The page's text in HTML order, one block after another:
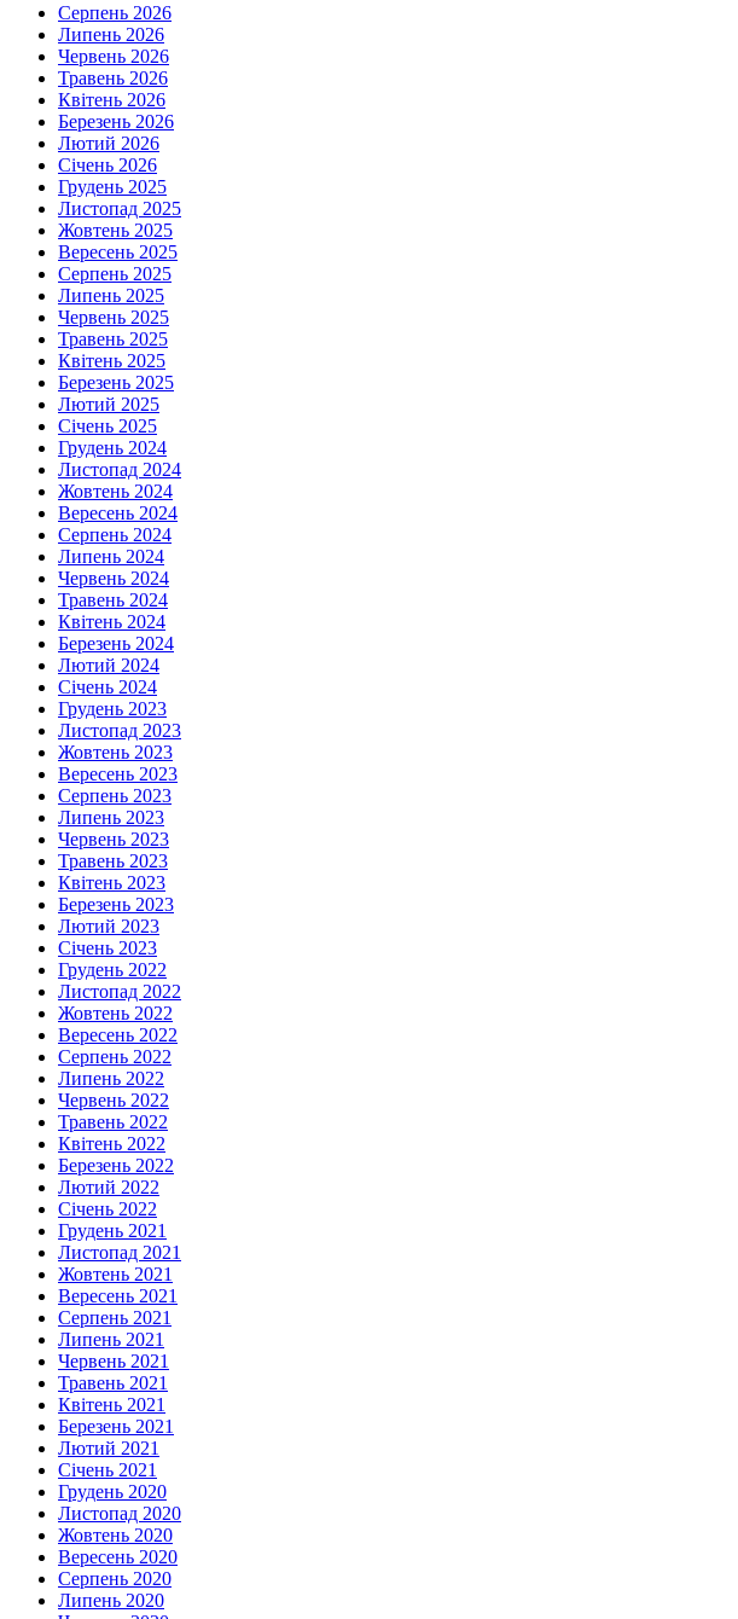
Серпень 2026
Липень 2026
Червень 2026
Травень 2026
Квітень 2026
Березень 2026
Лютий 2026
Січень 2026
Грудень 2025
Листопад 2025
Жовтень 2025
Вересень 2025
Серпень 2025
Липень 2025
Червень 2025
Травень 2025
Квітень 2025
Березень 2025
Лютий 2025
Січень 2025
Грудень 2024
Листопад 2024
Жовтень 2024
Вересень 2024
Серпень 2024
Липень 2024
Червень 2024
Травень 2024
Квітень 2024
Березень 2024
Лютий 2024
Січень 2024
Грудень 2023
Листопад 2023
Жовтень 2023
Вересень 2023
Серпень 2023
Липень 2023
Червень 2023
Травень 2023
Квітень 2023
Березень 2023
Лютий 2023
Січень 2023
Грудень 2022
Листопад 2022
Жовтень 2022
Вересень 2022
Серпень 2022
Липень 2022
Червень 2022
Травень 2022
Квітень 2022
Березень 2022
Лютий 2022
Січень 2022
Грудень 2021
Листопад 2021
Жовтень 2021
Вересень 2021
Серпень 2021
Липень 2021
Червень 2021
Травень 2021
Квітень 2021
Березень 2021
Лютий 2021
Січень 2021
Грудень 2020
Листопад 2020
Жовтень 2020
Вересень 2020
Серпень 2020
Липень 2020